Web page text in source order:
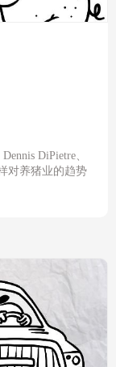
Dennis DiPietre、
对养猪业的趋势